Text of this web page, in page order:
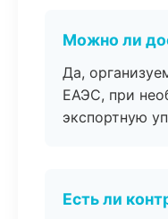
Можно ли
Да,
ЕАЭС, при
экспортную
Есть ли